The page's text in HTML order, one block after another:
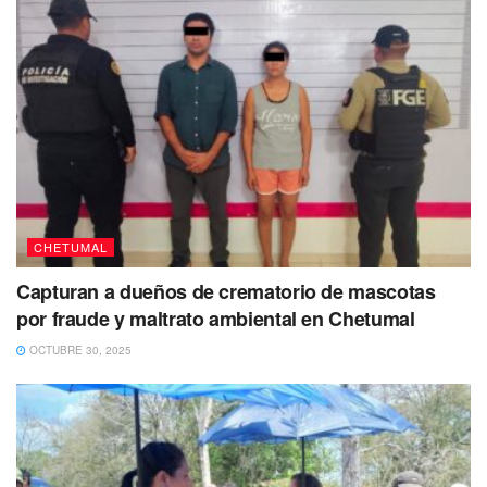
cargo solo le dará seguimiento a programas de
ordenamiento turístico,ya que la federación coordina la
puesta en marcha del Barrio Mágico, del Tren Maya y el
Programa de Mejoramiento de Zonas Arqueológicas,
que son los que contribuirán a generar un mayor flujo de
visitantes en esta parte del estado.
Puedes volver a Leer
CHETUMAL
Capturan a dueños de crematorio de mascotas
por fraude y maltrato ambiental en Chetumal
OCTUBRE 30, 2025